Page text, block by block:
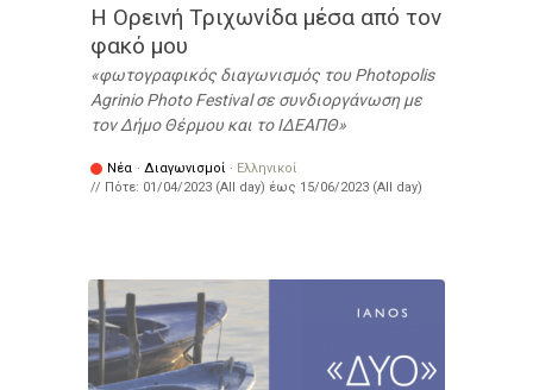
Η Ορεινή Τριχωνίδα μέσα από τον
φακό μου
φωτογραφικός διαγωνισμός του Photopolis
Agrinio Photo Festival σε συνδιοργάνωση με
τον Δήμο Θέρμου και το ΙΔΕΑΠΘ
Νέα · Διαγωνισμοί · Ελληνικοί
// Πότε: 01/04/2023 (All day) έως 15/06/2023 (All day)